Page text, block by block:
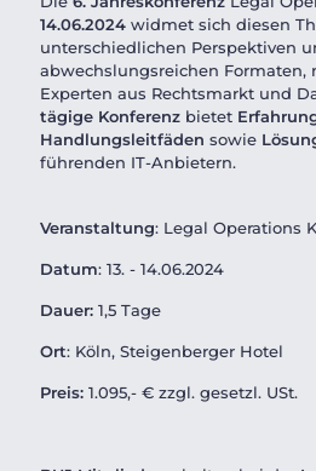
14.06.2024 widmet sich diesen
unterschiedlichen Perspektiven
abwechslungsreichen Formaten,
Experten aus Rechtsmarkt und
tägige Konferenz bietet
Handlungsleitfäden sowie
führenden IT-Anbietern.
Veranstaltung: Legal Operations
Datum: 13. - 14.06.2024
Dauer: 1,5 Tage
Ort: Köln, Steigenberger Hotel
Preis: 1.095,- € zzgl. gesetzl. USt.